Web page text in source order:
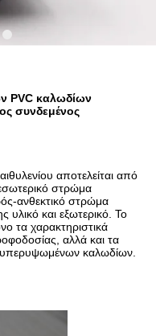
PVC καλωδίων
συνδεμένος
αποτελείται από
στρώμα
ανθεκτικό στρώμα
και εξωτερικό. Το
τα χαρακτηριστικά
αλλά και τα
υπερυψωμένων καλωδίων.